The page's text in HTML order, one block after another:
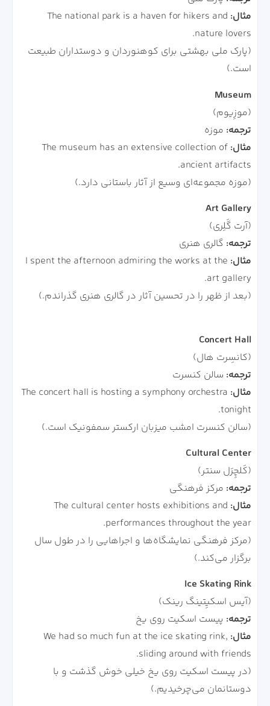
مثال: The national park is a haven for hikers and
nature lovers.
(پارک ملی بهشتی برای کوهنوردان و دوستداران طبیعت
است.)
Museum
(موزِیوم)
ترجمه: موزه
مثال: The museum has an extensive collection of
ancient artifacts.
(موزه مجموعه‌ای وسیع از آثار باستانی دارد.)
Art Gallery
(آرت گَلِری)
ترجمه: گالری هنری
مثال: I spent the afternoon admiring the works at the
art gallery.
(بعد از ظهر را در تحسین آثار در گالری هنری گذراندم.)
Concert Hall
(کانسِرت هال)
ترجمه: سالن کنسرت
مثال: The concert hall is hosting a symphony orchestra
tonight.
(سالن کنسرت امشب میزبان ارکستر سمفونیک است.)
Cultural Center
(کَلچِرَل سنتر)
ترجمه: مرکز فرهنگی
مثال: The cultural center hosts exhibitions and
performances throughout the year.
(مرکز فرهنگی نمایشگاه‌ها و اجراهایی را در طول سال
برگزار می‌کند.)
Ice Skating Rink
(آیس اسکیِتینگ رینک)
ترجمه: پیست اسکیت روی یخ
مثال: We had so much fun at the ice skating rink,
sliding around with friends.
(در پیست اسکیت روی یخ خیلی خوش گذشت و با
دوستانمان می‌چرخیدیم.)